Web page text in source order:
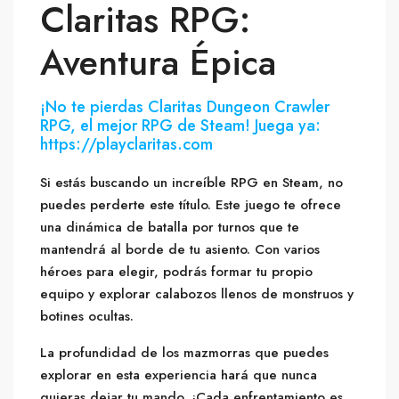
Claritas RPG:
Aventura Épica
¡No te pierdas Claritas Dungeon Crawler
RPG, el mejor RPG de Steam! Juega ya:
https://playclaritas.com
Si estás buscando un increíble RPG en Steam, no
puedes perderte este título. Este juego te ofrece
una dinámica de batalla por turnos que te
mantendrá al borde de tu asiento. Con varios
héroes para elegir, podrás formar tu propio
equipo y explorar calabozos llenos de monstruos y
botines ocultas.
La profundidad de los mazmorras que puedes
explorar en esta experiencia hará que nunca